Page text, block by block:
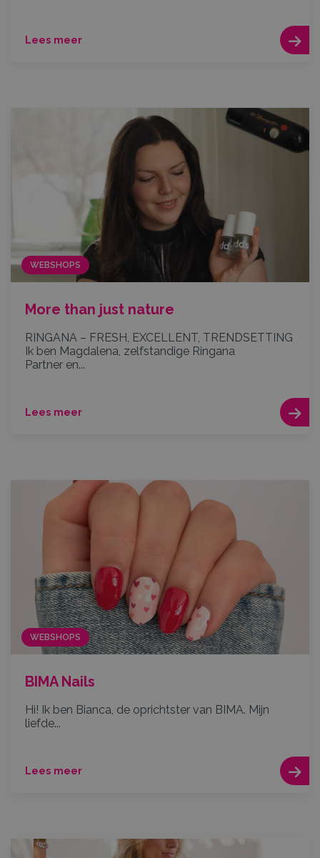
Lees meer
WEBSHOPS
More than just nature
RINGANA – FRESH, EXCELLENT, TRENDSETTING
Ik ben Magdalena, zelfstandige Ringana
Partner en...
Lees meer
WEBSHOPS
BIMA Nails
Hi! Ik ben Bianca, de oprichtster van BIMA. Mijn
liefde...
Lees meer